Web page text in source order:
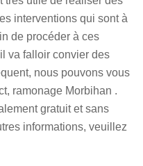
interventions qui sont à
de procéder à ces
va falloir convier des
nous pouvons vous
ramonage Morbihan .
gratuit et sans
informations, veuillez